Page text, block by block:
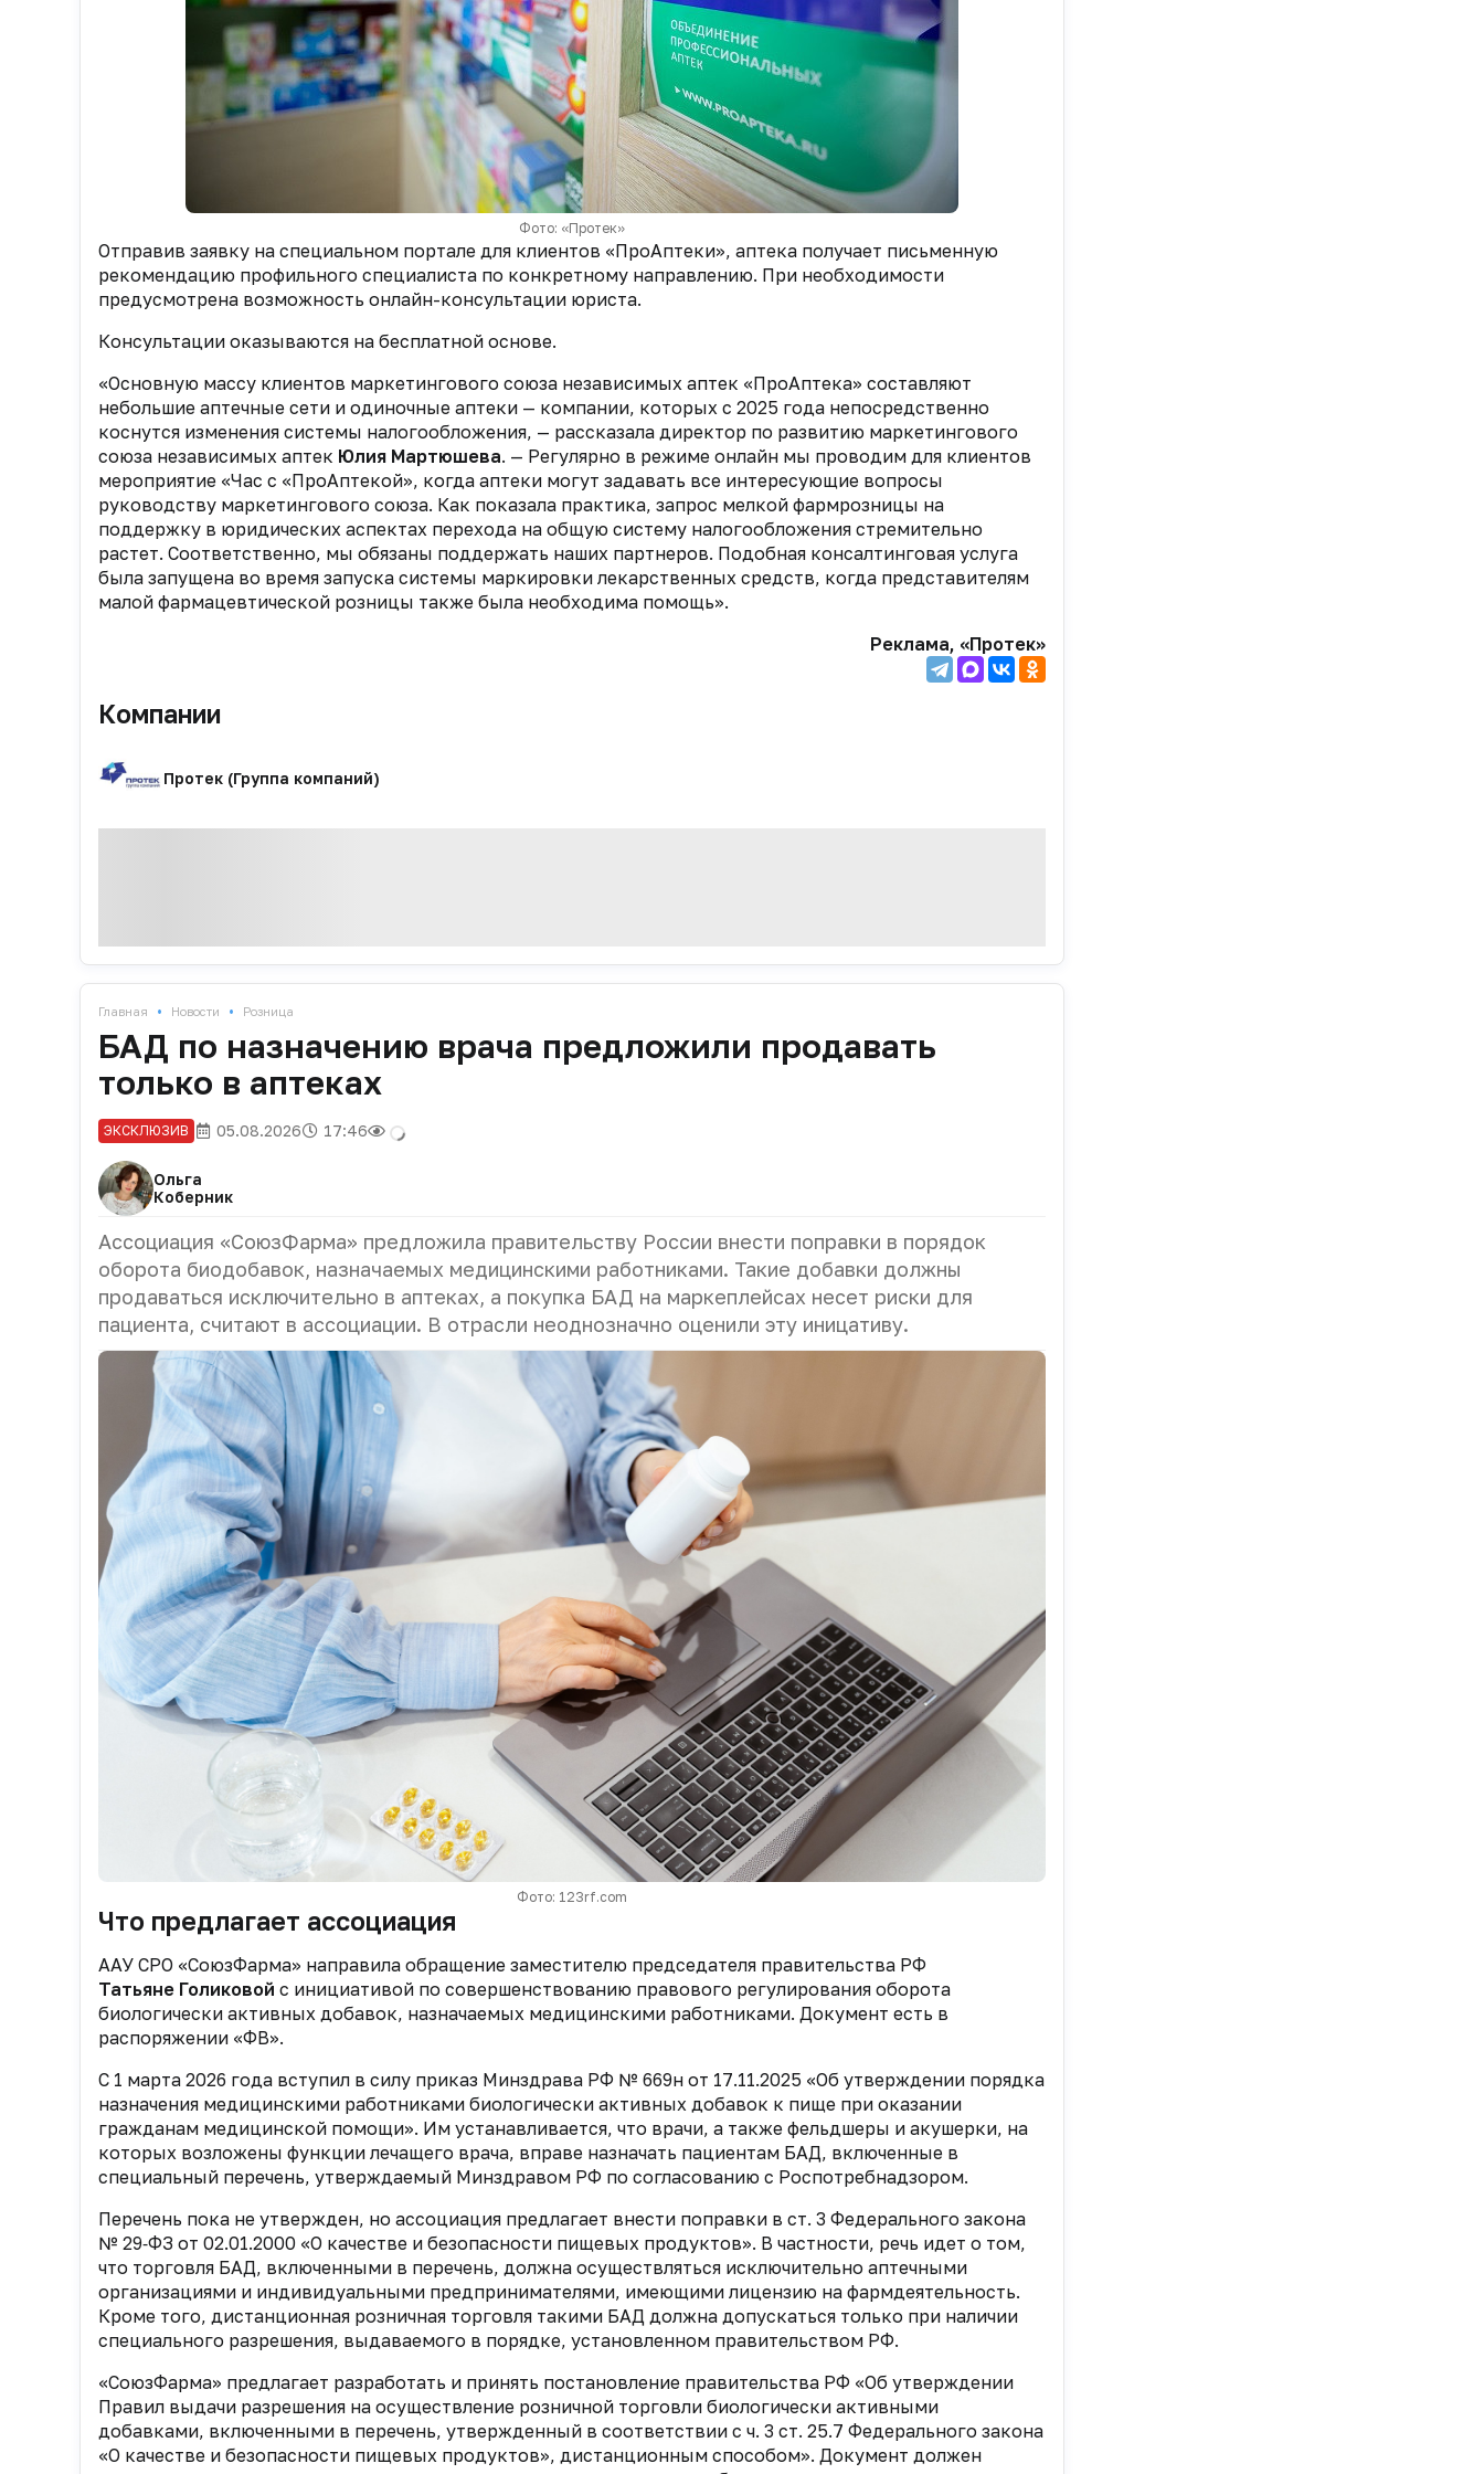
Фото: «Протек»
Отправив заявку на специальном портале для клиентов «ПроАптеки», аптека получает письменную
рекомендацию профильного специалиста по конкретному направлению. При необходимости
предусмотрена возможность онлайн-консультации юриста.
Консультации оказываются на бесплатной основе.
«Основную массу клиентов маркетингового союза независимых аптек «ПроАптека» составляют
небольшие аптечные сети и одиночные аптеки — компании, которых с 2025 года непосредственно
коснутся изменения системы налогообложения, — рассказала директор по развитию маркетингового
союза независимых аптек Юлия Мартюшева. — Регулярно в режиме онлайн мы проводим для клиентов
мероприятие «Час с «ПроАптекой», когда аптеки могут задавать все интересующие вопросы
руководству маркетингового союза. Как показала практика, запрос мелкой фармрозницы на
поддержку в юридических аспектах перехода на общую систему налогообложения стремительно
растет. Соответственно, мы обязаны поддержать наших партнеров. Подобная консалтинговая услуга
была запущена во время запуска системы маркировки лекарственных средств, когда представителям
малой фармацевтической розницы также была необходима помощь».
Реклама, «Протек»
Компании
Протек (Группа компаний)
Главная • Новости • Розница
БАД по назначению врача предложили продавать
только в аптеках
ЭКСКЛЮЗИВ 05.08.2026 17:46
Ольга
Коберник
Ассоциация «СоюзФарма» предложила правительству России внести поправки в порядок
оборота биодобавок, назначаемых медицинскими работниками. Такие добавки должны
продаваться исключительно в аптеках, а покупка БАД на маркеплейсах несет риски для
пациента, считают в ассоциации. В отрасли неоднозначно оценили эту иницативу.
Фото: 123rf.com
Что предлагает ассоциация
ААУ СРО «СоюзФарма» направила обращение заместителю председателя правительства РФ
Татьяне Голиковой с инициативой по совершенствованию правового регулирования оборота
биологически активных добавок, назначаемых медицинскими работниками. Документ есть в
распоряжении «ФВ».
С 1 марта 2026 года вступил в силу приказ Минздрава РФ № 669н от 17.11.2025 «Об утверждении порядка
назначения медицинскими работниками биологически активных добавок к пище при оказании
гражданам медицинской помощи». Им устанавливается, что врачи, а также фельдшеры и акушерки, на
которых возложены функции лечащего врача, вправе назначать пациентам БАД, включенные в
специальный перечень, утверждаемый Минздравом РФ по согласованию с Роспотребнадзором.
Перечень пока не утвержден, но ассоциация предлагает внести поправки в ст. 3 Федерального закона
№ 29‑ФЗ от 02.01.2000 «О качестве и безопасности пищевых продуктов». В частности, речь идет о том,
что торговля БАД, включенными в перечень, должна осуществляться исключительно аптечными
организациями и индивидуальными предпринимателями, имеющими лицензию на фармдеятельность.
Кроме того, дистанционная розничная торговля такими БАД должна допускаться только при наличии
специального разрешения, выдаваемого в порядке, установленном правительством РФ.
«СоюзФарма» предлагает разработать и принять постановление правительства РФ «Об утверждении
Правил выдачи разрешения на осуществление розничной торговли биологически активными
добавками, включенными в перечень, утвержденный в соответствии с ч. 3 ст. 25.7 Федерального закона
«О качестве и безопасности пищевых продуктов», дистанционным способом». Документ должен